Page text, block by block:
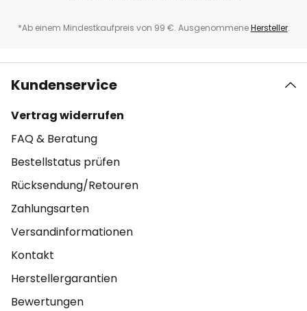
*Ab einem Mindestkaufpreis von 99 €. AusgenommeneHersteller.
Kundenservice
Vertrag widerrufen
FAQ & Beratung
Bestellstatus prüfen
Rücksendung/Retouren
Zahlungsarten
Versandinformationen
Kontakt
Herstellergarantien
Bewertungen